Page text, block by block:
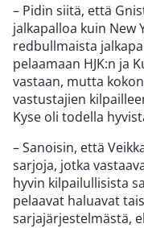
– Pidin siitä, että
jalkapalloa kuin New
redbullmaista
pelaamaan HJK:n ja
vastaan, mutta
vastustajien
Kyse oli todella
– Sanoisin, että
sarjoja, jotka
hyvin kilpailullisista
pelaavat haluavat
sarjajärjestelmästä,